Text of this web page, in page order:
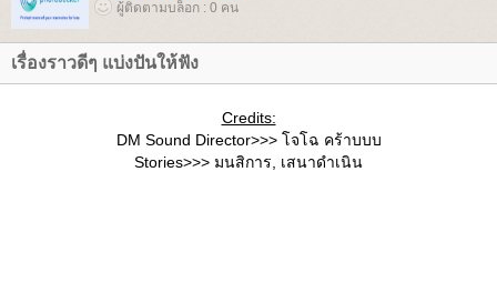
ผู้ติดตามบล็อก : 0 คน
เรื่องราวดีๆ แบ่งปันให้ฟัง
Credits:
DM Sound Director>>> โจโฉ คร้าบบบ
Stories>>> มนสิการ, เสนาดำเนิน